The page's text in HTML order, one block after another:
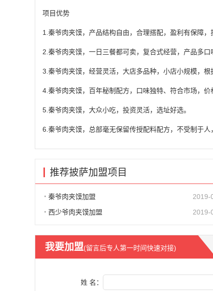
项目优势
1.秦爷肉夹馍，产品结构自由，合理搭配，盈利有保障，
2.秦爷肉夹馍，一日三餐都可卖，复合式经营，产品多口
3.秦爷肉夹馍，经营灵活，大店多品种，小店小规模，根
4.秦爷肉夹馍，百年秘制配方，口味独特、符合市场，价
5.秦爷肉夹馍，大众小吃，投资灵活，选址好选。
6.秦爷肉夹馍，总部毫无保留传授配料配方，不受制于人
推荐披萨加盟项目
秦爷肉夹馍加盟 2019-
西少爷肉夹馍加盟
2019-
我要加盟(留言后专人第一时间快速对接)
姓 名：